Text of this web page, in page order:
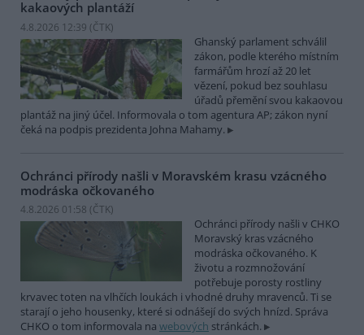
kakaových plantáží
4.8.2026 12:39 (ČTK)
Ghanský parlament schválil
zákon, podle kterého místním
farmářům hrozí až 20 let
vězení, pokud bez souhlasu
úřadů přemění svou kakaovou
plantáž na jiný účel. Informovala o tom agentura AP; zákon nyní
čeká na podpis prezidenta Johna Mahamy.
Ochránci přírody našli v Moravském krasu vzácného
modráska očkovaného
4.8.2026 01:58 (ČTK)
Ochránci přírody našli v CHKO
Moravský kras vzácného
modráska očkovaného. K
životu a rozmnožování
potřebuje porosty rostliny
krvavec toten na vlhčích loukách i vhodné druhy mravenců. Ti se
starají o jeho housenky, které si odnášejí do svých hnízd. Správa
CHKO o tom informovala na webových stránkách.